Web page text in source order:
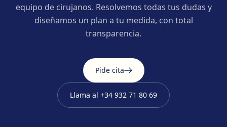
equipo de cirujanos. Resolvemos todas tus dudas y
diseñamos un plan a tu medida, con total
transparencia.
Pide cita
Llama al +34 932 71 80 69